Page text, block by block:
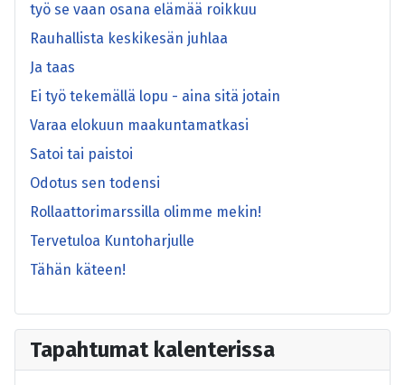
työ se vaan osana elämää roikkuu
Rauhallista keskikesän juhlaa
Ja taas
Ei työ tekemällä lopu - aina sitä jotain
Varaa elokuun maakuntamatkasi
Satoi tai paistoi
Odotus sen todensi
Rollaattorimarssilla olimme mekin!
Tervetuloa Kuntoharjulle
Tähän käteen!
Tapahtumat kalenterissa